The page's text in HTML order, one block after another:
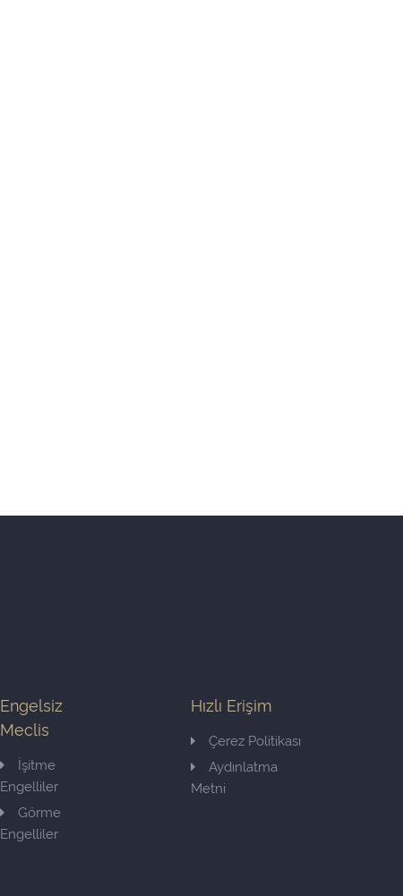
Engelsiz
Meclis
İşitme
Engelliler
Görme
Engelliler
Hızlı Erişim
Çerez Politikası
Aydınlatma
Metni